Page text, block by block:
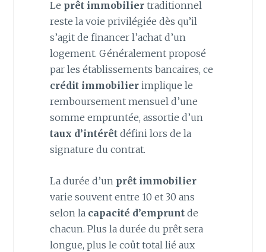
Le prêt immobiliertraditionnel
reste la voie privilégiée dès qu’il
s’agit de financer l’achat d’un
logement. Généralement proposé
par les établissements bancaires, ce
crédit immobilierimplique le
remboursement mensuel d’une
somme empruntée, assortie d’un
taux d’intérêtdéfini lors de la
signature du contrat.
La durée d’un prêt immobilier
varie souvent entre 10 et 30 ans
selon la capacité d’empruntde
chacun. Plus la durée du prêt sera
longue, plus le coût total lié aux